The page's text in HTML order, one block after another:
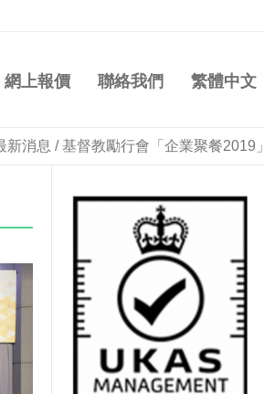
網上報價 聯絡我們 繁體中文
新消息 /基督教勵行會「企業聚餐2019」